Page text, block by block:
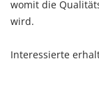
womit die
wird.
Interessierte